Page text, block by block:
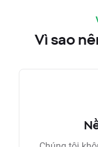
Vì sao